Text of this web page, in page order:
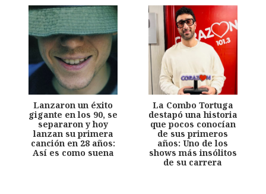
Lanzaron un éxito
gigante en los 90, se
separaron y hoy
lanzan su primera
canción en 28 años:
Así es como suena
La Combo Tortuga
destapó una historia
que pocos conocían
de sus primeros
años: Uno de los
shows más insólitos
de su carrera